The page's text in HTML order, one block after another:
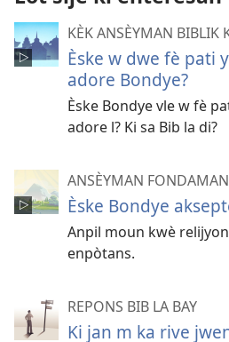
KÈK ANSÈYMAN BIBLIK
Èske w dwe fè pati
adore Bondye?
Èske Bondye vle w fè
adore l? Ki sa Bib la di?
ANSÈYMAN
Èske Bondye
Anpil moun kwè
enpòtans.
REPONS BIB LA BAY
Ki jan m ka rive